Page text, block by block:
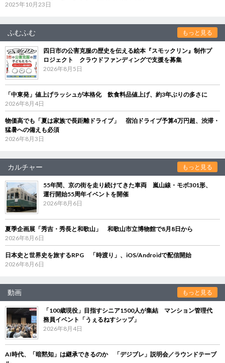
2025年10月23日
ふむふむ もっと見る
四日市の公害克服の歴史を伝える絵本『スモックリン』制作プ
ロジェクト クラウドファンディングで支援を募集
2026年8月5日
「中東発」値上げラッシュが本格化 飲食料品値上げ、約3年ぶりの多さに
2026年8月4日
物価高でも「夏は家族で長距離ドライブ」 宿泊ドライブ予算4万円超、渋滞・
猛暑への備えも必須
2026年8月3日
カルチャー もっと見る
55年間、京の街を走り続けてきた車両 嵐山線・モボ301形、
運行開始55周年イベントを開催
2026年8月6日
夏季企画展「秀吉・秀長と和歌山」 和歌山市立博物館で8月8日から
2026年8月6日
日本史と世界史を旅するRPG 「時渡り」、iOS/Androidで配信開始
2026年8月6日
動画 もっと見る
「100歳現役」目指すシニア1500人が集結 マンション管理代
務員イベント「うぇるねすシップ」
2026年8月4日
AI時代、「暗黙知」は継承できるのか 「デジブレ」説明会／ラウンドテーブ